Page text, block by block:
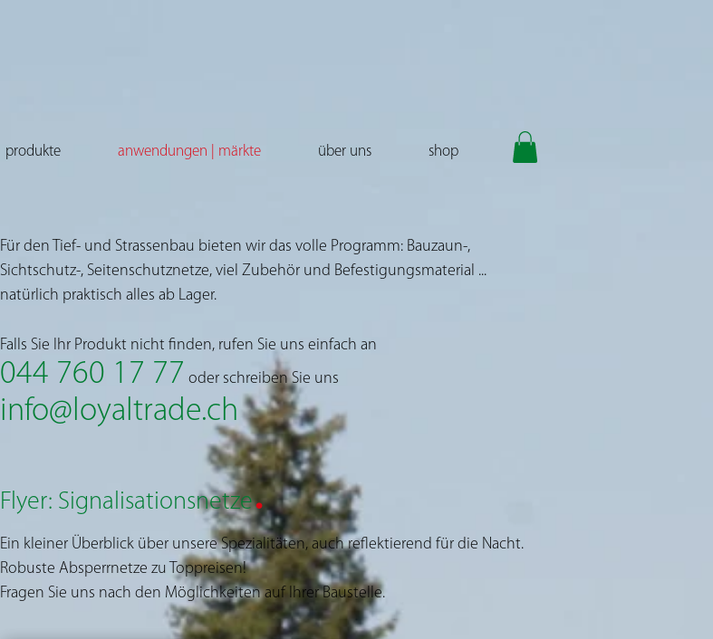
produkte anwendungen | märkte über uns shop
Für den Tief- und Strassenbau bieten wir das volle Programm: Bauzaun-,
Sichtschutz-, Seitenschutznetze, viel Zubehör und Befestigungsmaterial ...
natürlich praktisch alles ab Lager.
Falls Sie Ihr Produkt nicht finden, rufen Sie uns einfach an
044 760 17 77 oder schreiben Sie uns
info@loyaltrade.ch
Flyer: Signalisationsnetze.
Ein kleiner Überblick über unsere Spezialitäten, auch reflektierend für die Nacht.
Robuste Absperrnetze zu Toppreisen!
Fragen Sie uns nach den Möglichkeiten auf Ihrer Baustelle.